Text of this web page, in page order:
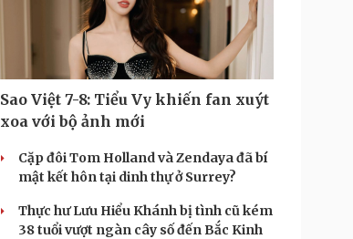
Sao Việt 7-8: Tiểu Vy khiến fan xuýt
xoa với bộ ảnh mới
Cặp đôi Tom Holland và Zendaya đã bí
mật kết hôn tại dinh thự ở Surrey?
Thực hư Lưu Hiểu Khánh bị tình cũ kém
38 tuổi vượt ngàn cây số đến Bắc Kinh